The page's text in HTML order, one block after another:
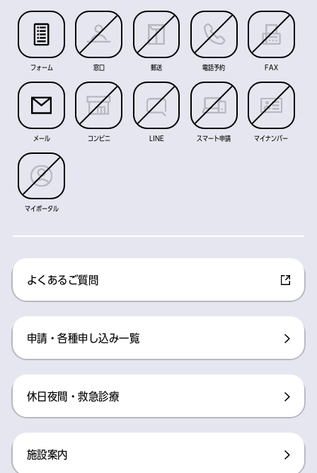
フォーム 窓口 郵送 電話予約 FAX
メール コンビニ LINE スマート申請 マイナンバー
マイポータル
よくあるご質問
申請・各種申し込み一覧
休日夜間・救急診療
施設案内